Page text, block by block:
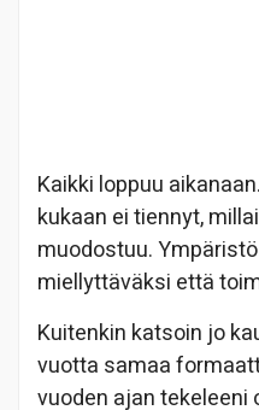
Kaikki loppuu
kukaan ei tiennyt,
muodostuu.
miellyttäväksi että
Kuitenkin katsoin jo
vuotta samaa
vuoden ajan tekeleeni